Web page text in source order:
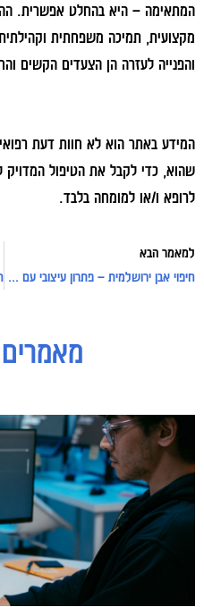
המתאימה – היא בהחלט אפשרית.
מקצועית, תמיכה משפחתית
והפנייה לעזרה הן הצעדים הקשים
המידע באתר הוא לא חוות דעת
שהוא, כדי לקבל את הטיפול המדויק
לרופא ו/או למומחה בלבד.
למאמר הבא
חיפוי אבן ירושלמית – פתרון עיצובי עם ערך אדריכלי והנדסי